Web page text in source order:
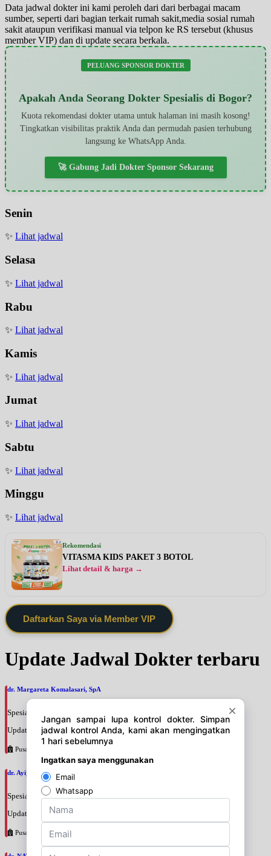
Data jadwal dokter ini kami peroleh dari dari berbagai macam
sumber, seperti dari bagian terkait rumah sakit,media sosial rumah
sakit ataupun verifikasi manual via telpon ke RS tersebut (khusus
member VIP) dan di update secara berkala.
PELUANG SPONSOR DOKTER
Apakah Anda Seorang Dokter Spesialis di Bogor?
Kuota rekomendasi dokter utama untuk halaman ini masih kosong!
Tingkatkan visibilitas praktik Anda dan permudah pasien terhubung
langsung ke WhatsApp Anda.
🚀 Gabung Jadi Dokter Sponsor Sekarang
Senin
✨ Lihat jadwal
Selasa
✨ Lihat jadwal
Rabu
✨ Lihat jadwal
Kamis
✨ Lihat jadwal
Jumat
✨ Lihat jadwal
Sabtu
✨ Lihat jadwal
Minggu
✨ Lihat jadwal
Rekomendasi
VITASMA KIDS PAKET 3 BOTOL
Lihat detail & harga →
Daftarkan Saya via Member VIP
Update Jadwal Dokter terbaru
dr. Margareta Komalasari, SpA
Spesialis: Anak
Update terakhir: 2026-08-06 10:17:52
Pusat Pertamina
dr. Ayijati Khairani, SpA
Spesialis: Anak
Update terakhir: 2026-08-06 10:15:48
Pusat Pertamina